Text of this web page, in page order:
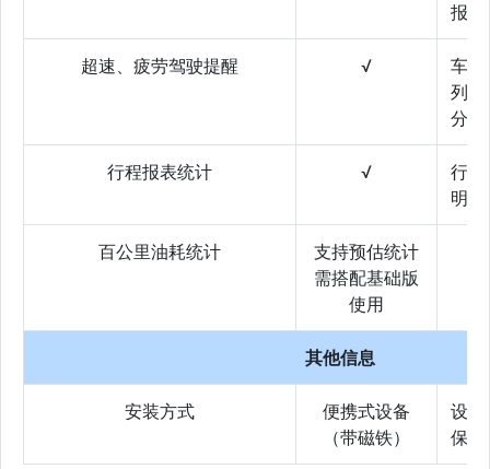
报警
超速、疲劳驾驶提醒 √
车辆
列表
分组
行程报表统计 √
行程
明细
百公里油耗统计
支持预估统计
需搭配基础版
使用
其他信息
安装方式
便携式设备
（带磁铁）
设备
保修